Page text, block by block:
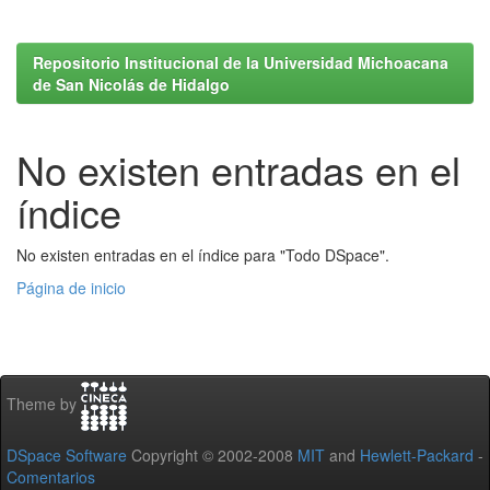
Repositorio Institucional de la Universidad Michoacana
de San Nicolás de Hidalgo
No existen entradas en el
índice
No existen entradas en el índice para "Todo DSpace".
Página de inicio
Theme by
DSpace Software Copyright © 2002-2008 MIT and Hewlett-Packard -
Comentarios